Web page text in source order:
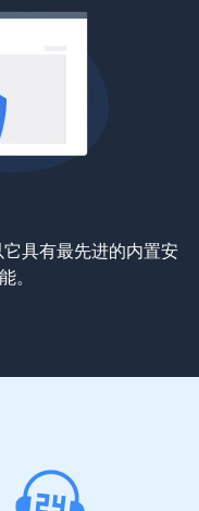
具有最先进的内置安
。